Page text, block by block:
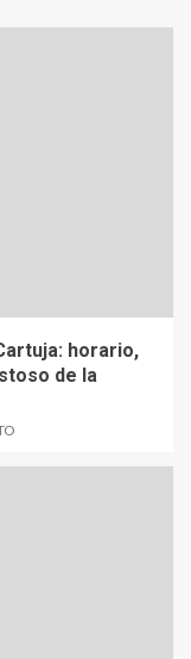
horario,
de la